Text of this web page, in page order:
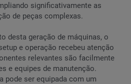
significativamente as
de peças complexas.
desta geração de máquinas, o
e operação recebeu atenção
relevantes são facilmente
e equipes de manutenção.
pode ser equipada com um